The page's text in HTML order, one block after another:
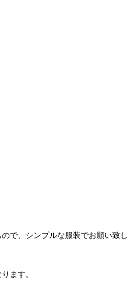
で、シンプルな服装でお願い致
ます。